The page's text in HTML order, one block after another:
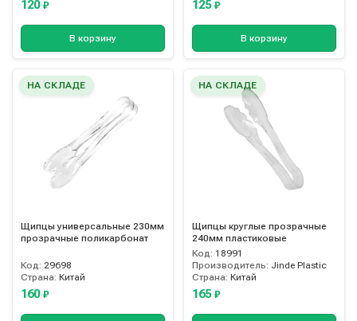
120 ₽
В корзину
125 ₽
В корзину
НА СКЛАДЕ
Щипцы универсальные 230мм
прозрачные поликарбонат
Код: 29698
Страна: Китай
160 ₽
НА СКЛАДЕ
Щипцы круглые прозрачные
240мм пластиковые
Код: 18991
Производитель: Jinde Plastic
Страна: Китай
165 ₽